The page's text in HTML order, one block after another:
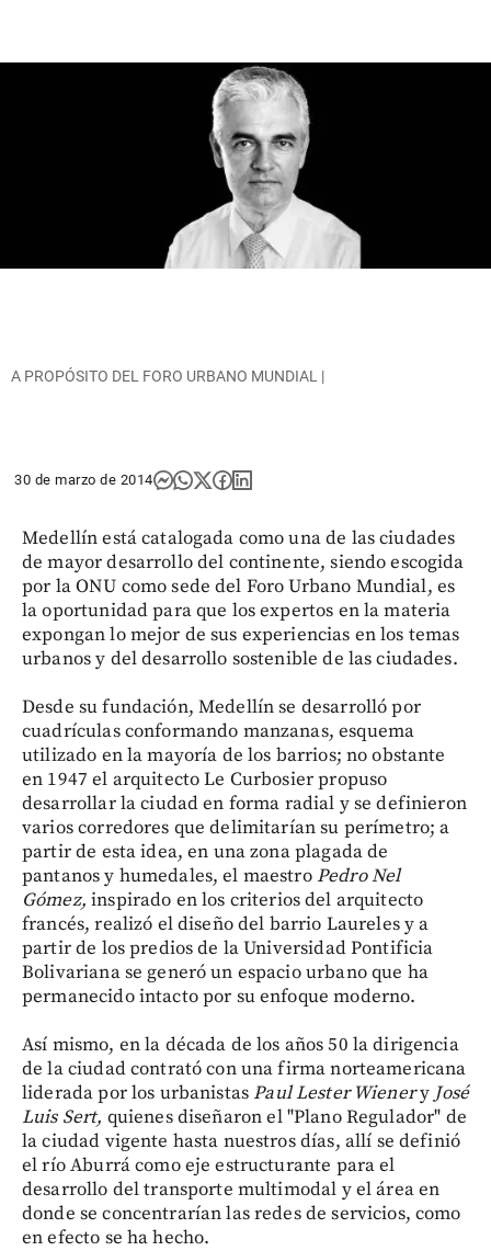
A PROPÓSITO DEL FORO URBANO MUNDIAL |
30 de marzo de 2014
Medellín está catalogada como una de las ciudades
de mayor desarrollo del continente, siendo escogida
por la ONU como sede del Foro Urbano Mundial, es
la oportunidad para que los expertos en la materia
expongan lo mejor de sus experiencias en los temas
urbanos y del desarrollo sostenible de las ciudades.
Desde su fundación, Medellín se desarrolló por
cuadrículas conformando manzanas, esquema
utilizado en la mayoría de los barrios; no obstante
en 1947 el arquitecto Le Curbosier propuso
desarrollar la ciudad en forma radial y se definieron
varios corredores que delimitarían su perímetro; a
partir de esta idea, en una zona plagada de
pantanos y humedales, el maestroPedro Nel
Gómez, inspirado en los criterios del arquitecto
francés, realizó el diseño del barrio Laureles y a
partir de los predios de la Universidad Pontificia
Bolivariana se generó un espacio urbano que ha
permanecido intacto por su enfoque moderno.
Así mismo, en la década de los años 50 la dirigencia
de la ciudad contrató con una firma norteamericana
liderada por los urbanistasPaul Lester Wienery José
Luis Sert, quienes diseñaron el "Plano Regulador" de
la ciudad vigente hasta nuestros días, allí se definió
el río Aburrá como eje estructurante para el
desarrollo del transporte multimodal y el área en
donde se concentrarían las redes de servicios, como
en efecto se ha hecho.